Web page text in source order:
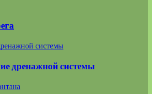
системы
дренажной системы